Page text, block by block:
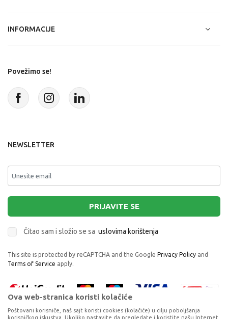
INFORMACIJE
Povežimo se!
NEWSLETTER
PRIJAVITE SE
Čitao sam i složio se sa uslovima korištenja
This site is protected by reCAPTCHA and the Google Privacy Policy and
Terms of Service apply.
Ova web-stranica koristi kolačiće
Poštovani korisniče, naš sajt koristi cookies (kolačiće) u cilju poboljšanja
korisničkog iskustva. Ukoliko nastavite da pregledate i koristite našu Internet